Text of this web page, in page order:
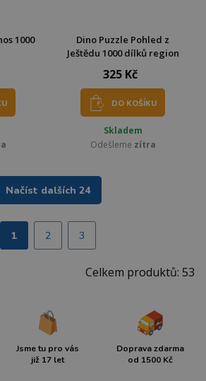
1000
Dino Puzzle Pohled z
Ještědu 1000 dílků region
325 Kč
DO KOŠÍKU
Skladem
Odešleme zítra
Načíst dalších 24
1 2 3
Celkem produktů: 53
Jsme tu pro vás
již 17 let
Doprava zdarma
od 1500 Kč